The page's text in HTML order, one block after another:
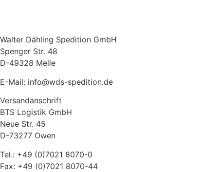
Walter Dähling Spedition GmbH
Spenger Str. 48
D-49328 Melle
E-Mail: info@wds-spedition.de
Versandanschrift
BTS Logistik GmbH
Neue Str. 45
D-73277 Owen
Tel.: +49 (0)7021 8070-0
Fax: +49 (0)7021 8070-44